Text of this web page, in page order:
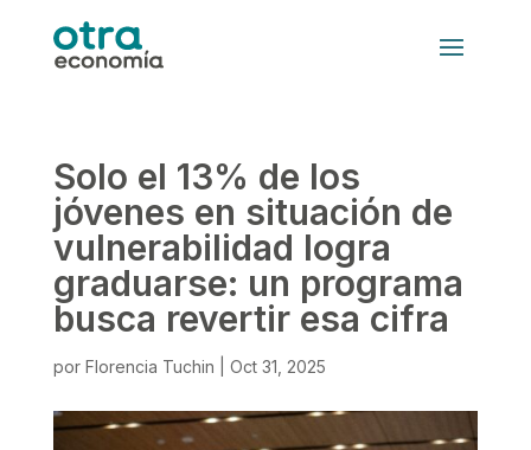
Solo el 13% de los
jóvenes en situación de
vulnerabilidad logra
graduarse: un programa
busca revertir esa cifra
por Florencia Tuchin Oct 31, 2025